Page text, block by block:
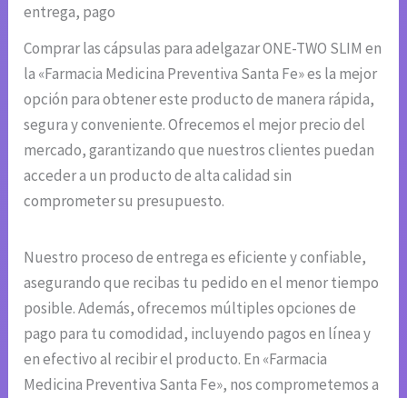
entrega, pago
Comprar las cápsulas para adelgazar ONE-TWO SLIM en
la «Farmacia Medicina Preventiva Santa Fe» es la mejor
opción para obtener este producto de manera rápida,
segura y conveniente. Ofrecemos el mejor precio del
mercado, garantizando que nuestros clientes puedan
acceder a un producto de alta calidad sin
comprometer su presupuesto.
Nuestro proceso de entrega es eficiente y confiable,
asegurando que recibas tu pedido en el menor tiempo
posible. Además, ofrecemos múltiples opciones de
pago para tu comodidad, incluyendo pagos en línea y
en efectivo al recibir el producto. En «Farmacia
Medicina Preventiva Santa Fe», nos comprometemos a